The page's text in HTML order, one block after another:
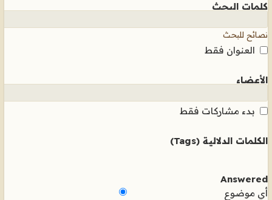
كلمات البحث
نصائح للبحث
العنوان فقط
الأعضاء
بدء مشاركات فقط
الكلمات الدلالية (Tags)
Answered
أي موضوع